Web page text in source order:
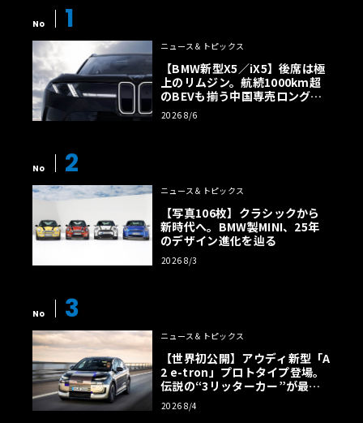
このほか、750Sル・マンにだけ設定されたオプションは以
下のとおり。
● グロス・ビジュアル・カーボン・ファイバーのエクステ
リア・ディテール（フード・エア・インテーク、ドア・ミ
ラー・ケーシング、サイド・エア・インテーク、リア・フ
ェンダー・エア・インテーク、レイズド・アクティブ・リ
● グロス・ビジュアル・カーボン・ファイバーHDKおよび
アンダーボディ・パック（フロント・スプリッター、リ
ア・ディフューザー、レイズド・アクティブ・リア・スポ
● グロス・ビジュアル・カーボン・ファイバー・レイズ
ド・アクティブ・リア・スポイラー
● グロス・ビジュアル・カーボン・ファイバー・ルーバ
ンダーウィング・パネル・ルーバーなど）
スクープ・アウター
● 赤いマクラーレンのロゴが入ったF1ゴールド・スペシャ
ル・カラー・ブレーキ・キャリパーを含むトラック・ブレ
ーキ・アップグレード
No 1
ニュース＆トピックス
【BMW新型X5／iX5】後席は極
上のリムジン。航続1000km超
のBEVも揃う中国専売ロング仕
様の全貌
2026 8/6
No 2
ニュース＆トピックス
【写真106枚】クラシックから
新時代へ。BMW製MINI、25年
のデザイン進化を辿る
2026 8/3
No 3
ニュース＆トピックス
【世界初公開】アウディ新型「A
2 e-tron」プロトタイプ登場。
伝説の“3リッターカー”が最高
効率エントリーBEVとして復活
【画像38枚】
2026 8/4